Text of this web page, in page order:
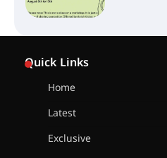
Quick Links
Home
Latest
Exclusive